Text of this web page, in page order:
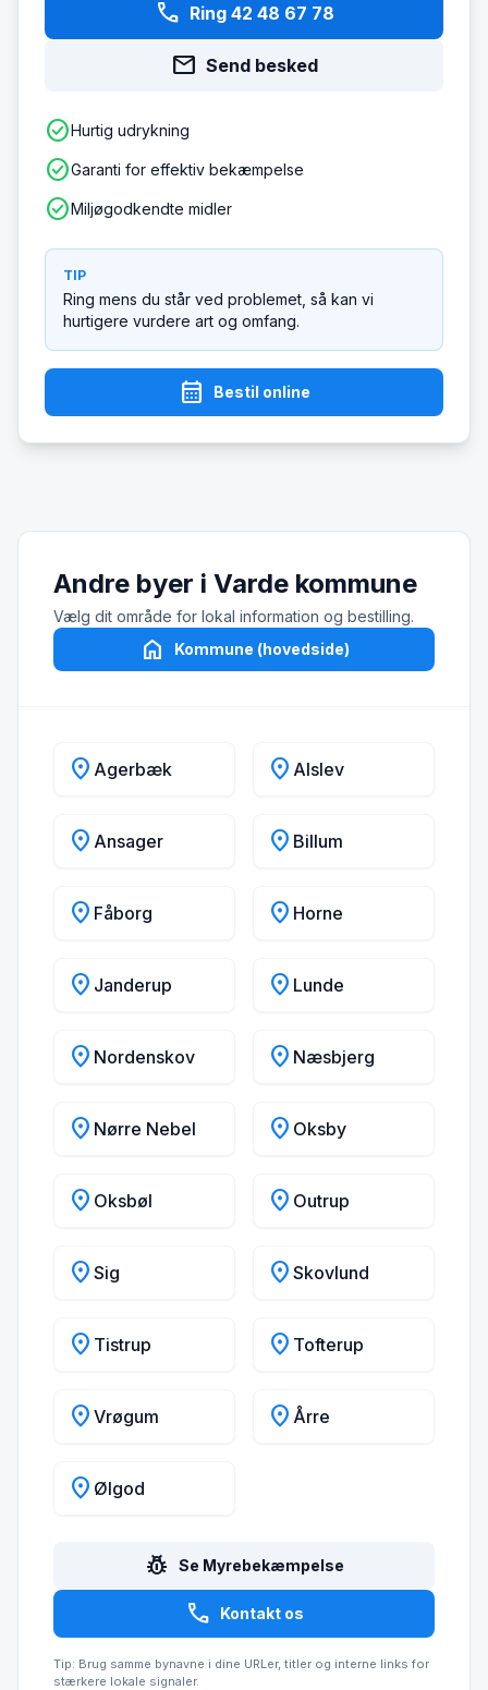
phone Ring 42 48 67 78
mail Send besked
check_circleHurtig udrykning
check_circleGaranti for effektiv bekæmpelse
check_circleMiljøgodkendte midler
TIP
Ring mens du står ved problemet, så kan vi
hurtigere vurdere art og omfang.
calendar_month Bestil online
Andre byer i Varde kommune
Vælg dit område for lokal information og bestilling.
home Kommune (hovedside)
location_on Agerbæk location_on Alslev
location_on Ansager location_on Billum
location_on Fåborg location_on Horne
location_on Janderup location_on Lunde
location_on Nordenskov location_on Næsbjerg
location_on Nørre Nebel location_on Oksby
location_on Oksbøl location_on Outrup
location_on Sig location_on Skovlund
location_on Tistrup location_on Tofterup
location_on Vrøgum location_on Årre
location_on Ølgod
pest_control Se Myrebekæmpelse
call Kontakt os
Tip: Brug samme bynavne i dine URLer, titler og interne links for
stærkere lokale signaler.